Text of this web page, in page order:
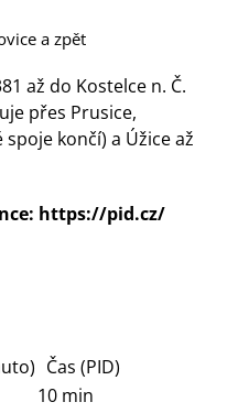
a zpět
až do Kostelce n. Č.
přes Prusice,
končí) a Úžice až
https://pid.cz/
Čas (PID)
10 min